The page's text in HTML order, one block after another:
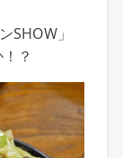
SHOW」
？